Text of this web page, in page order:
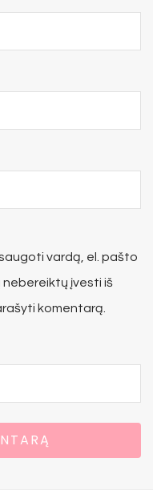
vardą, el. pašto
įvesti iš
komentarą.